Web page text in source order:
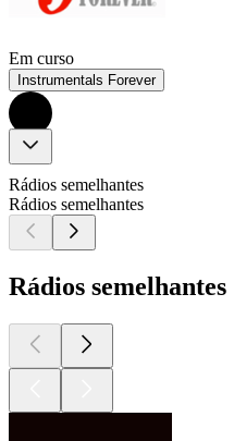
Em curso
Instrumentals Forever
Rádios semelhantes
Rádios semelhantes
Rádios semelhantes